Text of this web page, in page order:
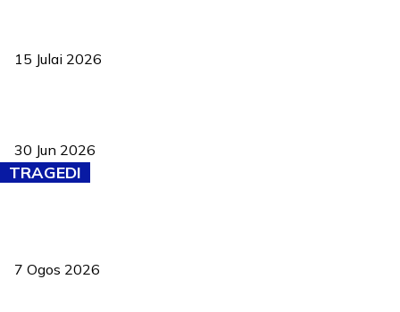
15 Julai 2026
30 Jun 2026
TRAGEDI
7 Ogos 2026